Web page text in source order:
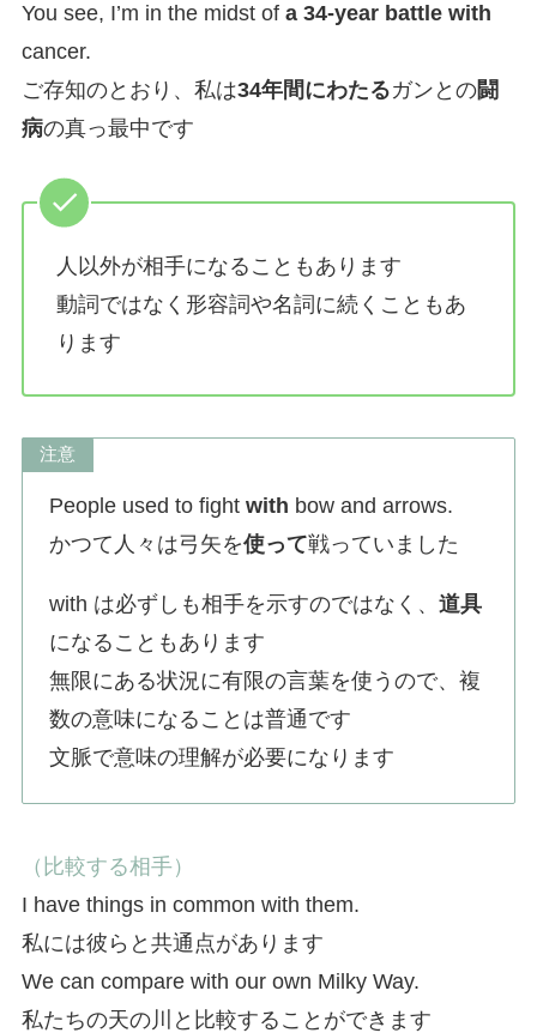
You see, I’m in the midst of a 34-year battle with
cancer.
ご存知のとおり、私は34年間にわたるガンとの闘
病の真っ最中です
人以外が相手になることもあります
動詞ではなく形容詞や名詞に続くこともあ
ります
注意
People used to fightwith bow and arrows.
かつて人々は弓矢を使って戦っていました
with は必ずしも相手を示すのではなく、道具
になることもあります
無限にある状況に有限の言葉を使うので、複
数の意味になることは普通です
文脈で意味の理解が必要になります
（比較する相手）
I have things in common with them.
私には彼らと共通点があります
We can compare with our own Milky Way.
私たちの天の川と比較することができます